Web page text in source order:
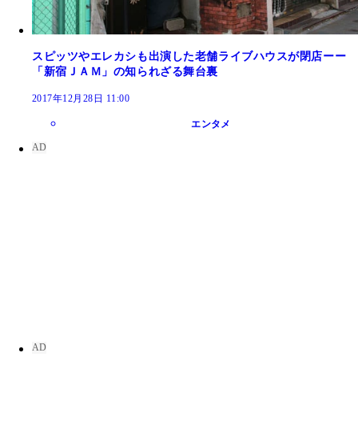
スピッツやエレカシも出演した老舗ライブハウスが閉店ーー
「新宿ＪＡＭ」の知られざる舞台裏
2017年12月28日 11:00
エンタメ